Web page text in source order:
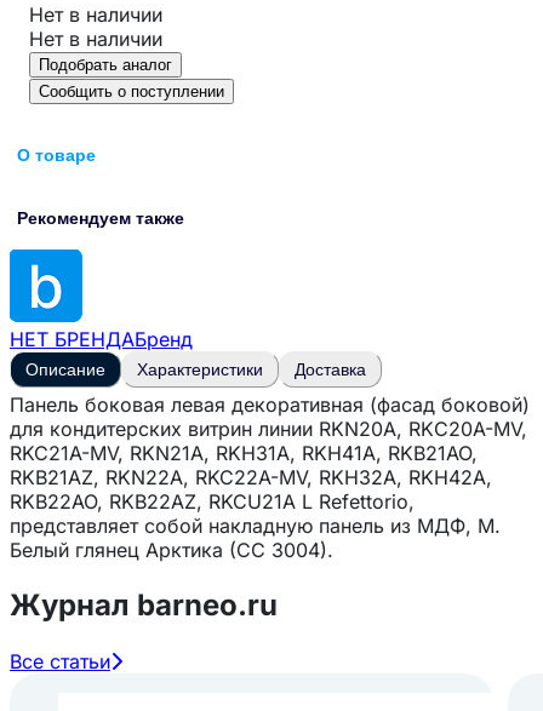
Нет в наличии
Нет в наличии
Подобрать аналог
Сообщить о поступлении
О товаре
Рекомендуем также
НЕТ БРЕНДАБренд
Описание Характеристики Доставка
Панель боковая левая декоративная (фасад боковой)
для кондитерских витрин линии RKN20A, RKС20A-MV,
RKC21A-MV, RKN21A, RKH31A, RKH41A, RKB21AO,
RKB21AZ, RKN22A, RKC22A-MV, RKH32A, RKH42A,
RKB22AO, RKB22AZ, RKCU21A L Refettorio,
представляет собой накладную панель из МДФ, М.
Белый глянец Арктика (CC 3004).
Журнал barneo.ru
Все статьи